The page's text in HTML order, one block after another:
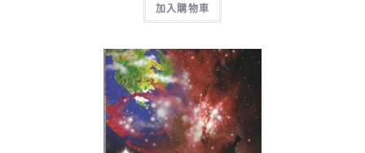
加入購物車